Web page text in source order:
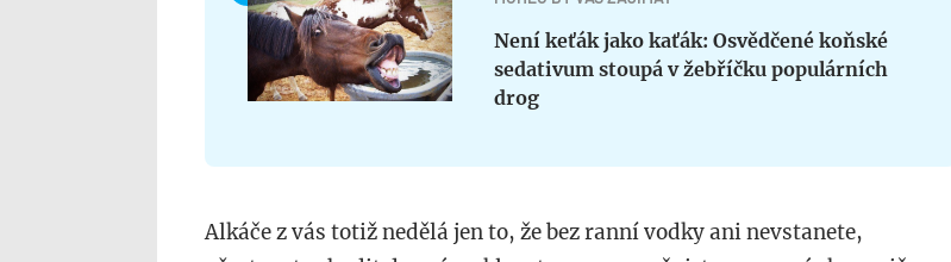
Není keťák jako kaťák: Osvědčené koňské
sedativum stoupá v žebříčku populárních
drog
Alkáče z vás totiž nedělá jen to, že bez ranní vodky ani nevstanete,